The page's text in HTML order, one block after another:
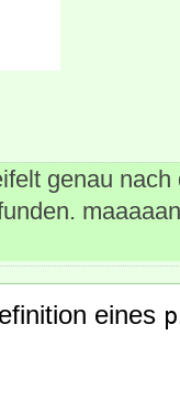
genau
eines